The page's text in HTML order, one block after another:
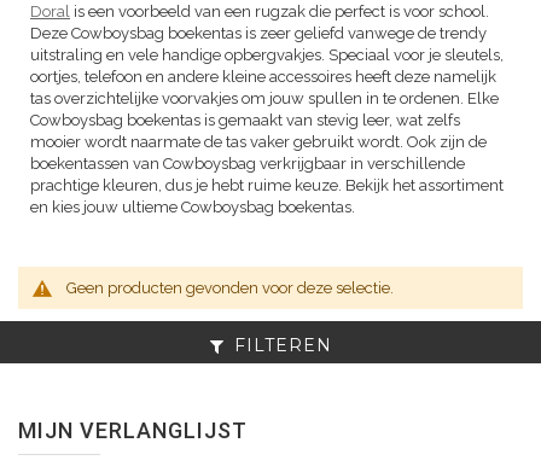
Doral is een voorbeeld van een rugzak die perfect is voor school.
Deze Cowboysbag boekentas is zeer geliefd vanwege de trendy
uitstraling en vele handige opbergvakjes. Speciaal voor je sleutels,
oortjes, telefoon en andere kleine accessoires heeft deze namelijk
tas overzichtelijke voorvakjes om jouw spullen in te ordenen. Elke
Cowboysbag boekentas is gemaakt van stevig leer, wat zelfs
mooier wordt naarmate de tas vaker gebruikt wordt. Ook zijn de
boekentassen van Cowboysbag verkrijgbaar in verschillende
prachtige kleuren, dus je hebt ruime keuze. Bekijk het assortiment
en kies jouw ultieme Cowboysbag boekentas.
Geen producten gevonden voor deze selectie.
FILTEREN
MIJN VERLANGLIJST